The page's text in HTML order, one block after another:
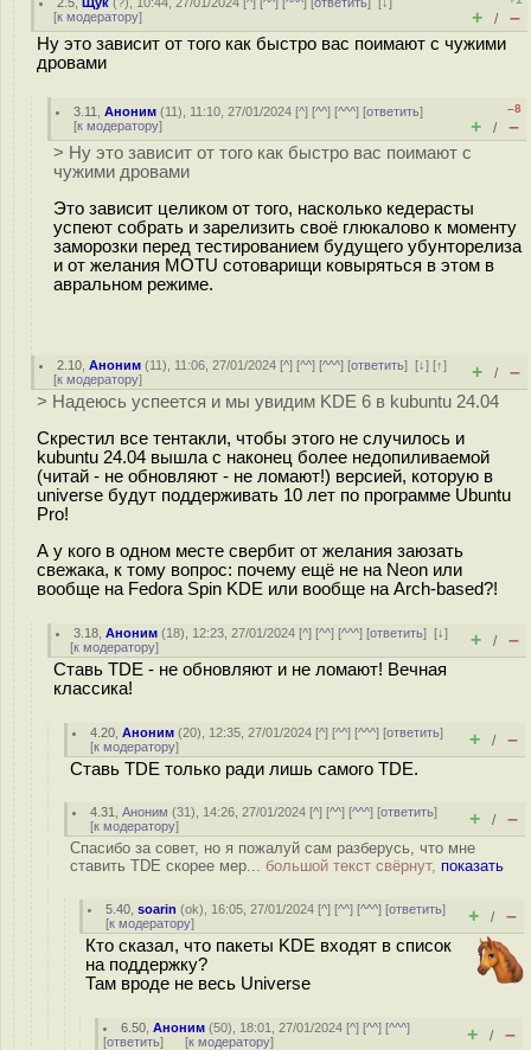
[к модератору] + / –
Ну это зависит от того как быстро вас поимают с чужими
дровами
3.11 ,Аноним (11), 11:10, 27/01/2024 [^] [^^] [^^^] [ответить]
[к модератору]
–8
+ / –
> Ну это зависит от того как быстро вас поимают с
чужими дровами
Это зависит целиком от того, насколько кедерасты
успеют собрать и зарелизить своё глюкалово к моменту
заморозки перед тестированием будущего убунторелиза
и от желания MOTU сотоварищи ковыряться в этом в
авральном режиме.
2.10 ,Аноним (11), 11:06, 27/01/2024 [^] [^^] [^^^] [ответить][↓] [↑]
[к модератору] + / –
> Надеюсь успеется и мы увидим KDE 6 в kubuntu 24.04
Скрестил все тентакли, чтобы этого не случилось и
kubuntu 24.04 вышла с наконец более недопиливаемой
(читай - не обновляют - не ломают!) версией, которую в
universe будут поддерживать 10 лет по программе Ubuntu
Pro!
А у кого в одном месте свербит от желания заюзать
свежака, к тому вопрос: почему ещё не на Neon или
вообще на Fedora Spin KDE или вообще на Arch-based?!
3.18 ,Аноним (18), 12:23, 27/01/2024 [^] [^^] [^^^] [ответить][↓]
[к модератору] + / –
Ставь TDE - не обновляют и не ломают! Вечная
классика!
4.20 ,Аноним (20), 12:35, 27/01/2024 [^] [^^] [^^^] [ответить]
[к модератору] + / –
Ставь TDE только ради лишь самого TDE.
4.31 ,Аноним (31), 14:26, 27/01/2024 [^] [^^] [^^^] [ответить]
[к модератору] + / –
Спасибо за совет, но я пожалуй сам разберусь, что мне
ставить TDE скорее мер... большой текст свёрнут, показать
5.40 ,soarin (ok), 16:05, 27/01/2024 [^] [^^] [^^^] [ответить]
[к модератору] + / –
Кто сказал, что пакеты KDE входят в список
на поддержку?
Там вроде не весь Universe
6.50 ,Аноним (50), 18:01, 27/01/2024 [^] [^^] [^^^]
[ответить] [к модератору] + / –